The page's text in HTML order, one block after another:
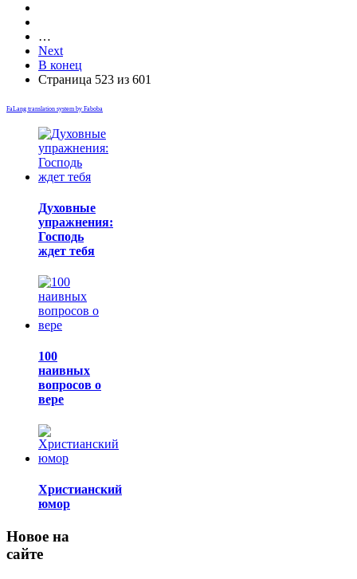
…
Next
В конец
Страница 523 из 601
FaLang translation system by Faboba
Духовные
упражнения:
Господь
ждет тебя
100
наивных
вопросов о
вере
Христианский
юмор
Новое на
сайте